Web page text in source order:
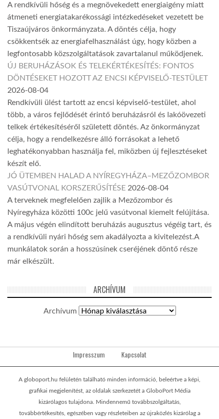
A rendkívüli hőség és a megnövekedett energiaigény miatt
átmeneti energiatakarékossági intézkedéseket vezetett be
Tiszaújváros önkormányzata. A döntés célja, hogy
csökkentsék az energiafelhasználást úgy, hogy közben a
legfontosabb közszolgáltatások zavartalanul működjenek.
ÚJ BERUHÁZÁSOK ÉS TELEKÉRTÉKESÍTÉS: FONTOS
DÖNTÉSEKET HOZOTT AZ ENCSI KÉPVISELŐ-TESTÜLET
2026-08-04
Rendkívüli ülést tartott az encsi képviselő-testület, ahol
több, a város fejlődését érintő beruházásról és lakóövezeti
telkek értékesítéséről született döntés. Az önkormányzat
célja, hogy a rendelkezésre álló forrásokat a lehető
leghatékonyabban használja fel, miközben új fejlesztéseket
készít elő.
JÓ ÜTEMBEN HALAD A NYÍREGYHÁZA–MEZŐZOMBOR
VASÚTVONAL KORSZERŰSÍTÉSE 2026-08-04
A terveknek megfelelően zajlik a Mezőzombor és
Nyíregyháza közötti 100c jelű vasútvonal kiemelt felújítása.
A május végén elindított beruházás augusztus végéig tart, és
a rendkívüli nyári hőség sem akadályozta a kivitelezést.A
munkálatok során a hosszúsínek cseréjének döntő része
már elkészült.
ARCHÍVUM
Archívum
Impresszum Kapcsolat
A globoport.hu felületén található minden információ, beleértve a képi,
grafikai megjelenítést, az oldalak szerkezetét a GloboPort Média
kizárólagos tulajdona. Mindennemű továbbszolgáltatás,
továbbértékesítés, egészében vagy részleteiben az újraközlés kizárólag a